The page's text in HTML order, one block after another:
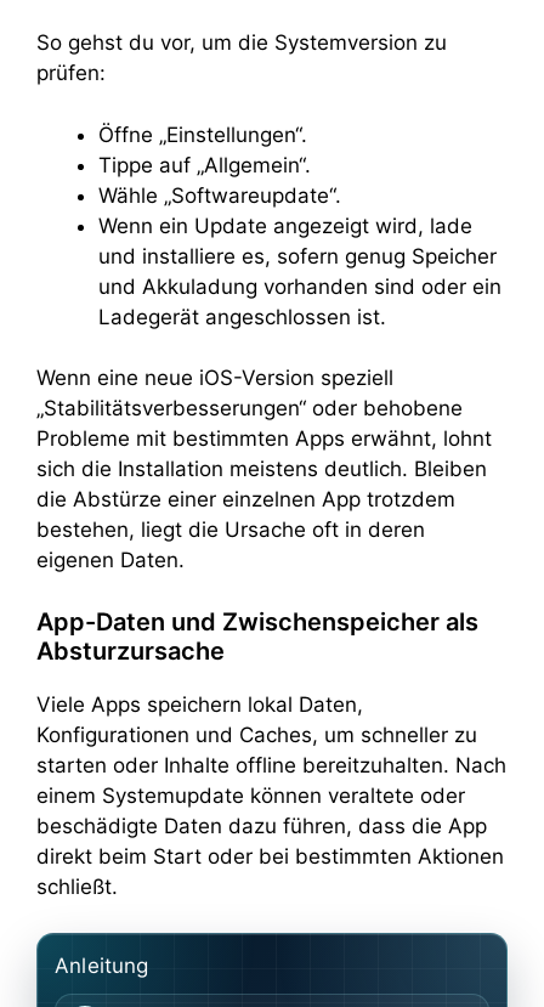
So gehst du vor, um die Systemversion zu
prüfen:
Öffne „Einstellungen“.
Tippe auf „Allgemein“.
Wähle „Softwareupdate“.
Wenn ein Update angezeigt wird, lade
und installiere es, sofern genug Speicher
und Akkuladung vorhanden sind oder ein
Ladegerät angeschlossen ist.
Wenn eine neue iOS-Version speziell
„Stabilitätsverbesserungen“ oder behobene
Probleme mit bestimmten Apps erwähnt, lohnt
sich die Installation meistens deutlich. Bleiben
die Abstürze einer einzelnen App trotzdem
bestehen, liegt die Ursache oft in deren
eigenen Daten.
App-Daten und Zwischenspeicher als
Absturzursache
Viele Apps speichern lokal Daten,
Konfigurationen und Caches, um schneller zu
starten oder Inhalte offline bereitzuhalten. Nach
einem Systemupdate können veraltete oder
beschädigte Daten dazu führen, dass die App
direkt beim Start oder bei bestimmten Aktionen
schließt.
Anleitung